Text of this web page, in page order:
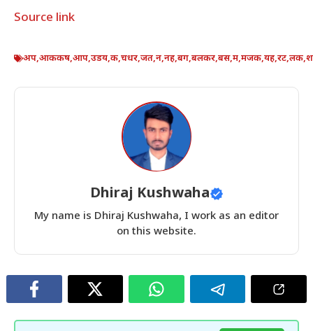
Source link
अप,आककष,आप,उडय,क,चधर,जत,न,नह,बग,बलकर,बस,म,मजक,यह,रट,लक,
Dhiraj Kushwaha
My name is Dhiraj Kushwaha, I work as an editor
on this website.